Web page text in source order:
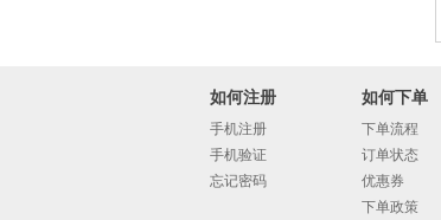
如何注册
手机注册
手机验证
忘记密码
如何下单
下单流程
订单状态
优惠券
下单政策